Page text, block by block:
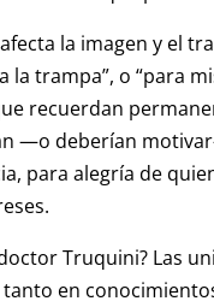
la imagen y el
la trampa”, o “para
recuerdan
—o deberían
para alegría de
Truquini? Las
en